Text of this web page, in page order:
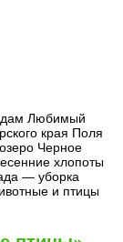
Любимый
края Поля
Черное
хлопоты
— уборка
и птицы